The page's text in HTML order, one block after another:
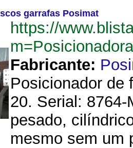
garrafas Posimat
https://
Fabricante:
Posicionador de
20. Serial:
pesado,
mesmo sem um